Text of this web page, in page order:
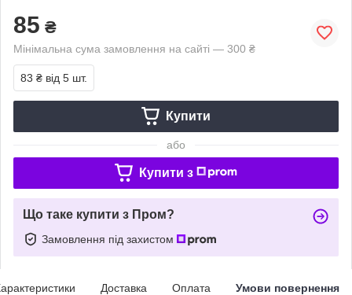
85 ₴
Мінімальна сума замовлення на сайті — 300 ₴
83 ₴ від 5 шт.
Купити
або
Купити з
Що таке купити з Пром?
Замовлення під захистом
Доставка Оплата Умови повернення